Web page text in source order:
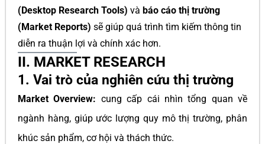
(Desktop Research Tools) và báo cáo thị trường
(Market Reports) sẽ giúp quá trình tìm kiếm thông tin
diễn ra thuận lợi và chính xác hơn.
II. MARKET RESEARCH
1. Vai trò của nghiên cứu thị trường
Market Overview: cung cấp cái nhìn tổng quan về
ngành hàng, giúp ước lượng quy mô thị trường, phân
khúc sản phẩm, cơ hội và thách thức.